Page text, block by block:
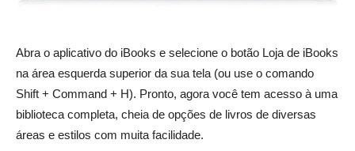
Abra o aplicativo do iBooks e selecione o botão Loja de iBooks
na área esquerda superior da sua tela (ou use o comando
Shift + Command + H). Pronto, agora você tem acesso à uma
biblioteca completa, cheia de opções de livros de diversas
áreas e estilos com muita facilidade.